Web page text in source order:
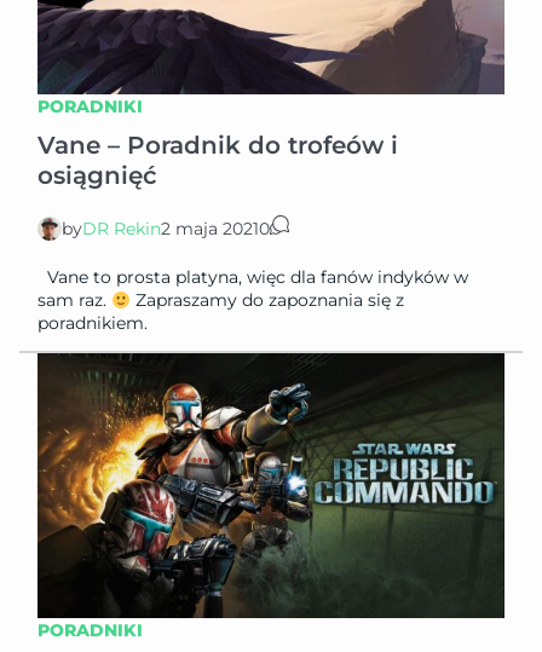
PORADNIKI
Vane – Poradnik do trofeów i
osiągnięć
byDR Rekin2 maja 20210
Vane to prosta platyna, więc dla fanów indyków w
sam raz.
Zapraszamy do zapoznania się z
poradnikiem.
PORADNIKI